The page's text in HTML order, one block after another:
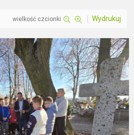
wielkość czcionki Wydrukuj